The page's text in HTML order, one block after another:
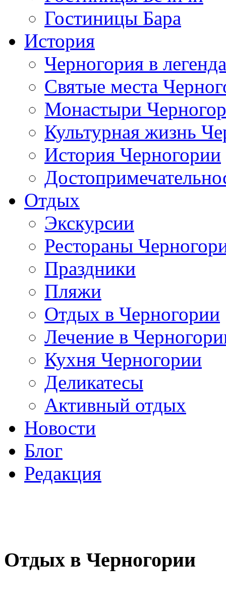
Гостиницы Бара
История
Черногория в
Святые места
Монастыри
Культурная жизнь
История Черногории
Отдых
Экскурсии
Рестораны
Праздники
Пляжи
Отдых в Черногории
Лечение в
Кухня Черногории
Деликатесы
Активный отдых
Новости
Блог
Редакция
Отдых в Черногории